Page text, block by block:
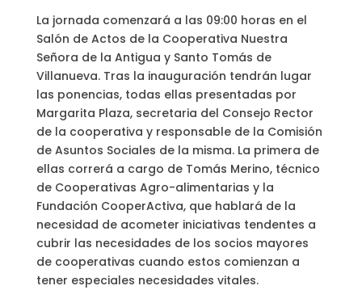
La jornada comenzará a las 09:00 horas en el
Salón de Actos de la Cooperativa Nuestra
Señora de la Antigua y Santo Tomás de
Villanueva. Tras la inauguración tendrán lugar
las ponencias, todas ellas presentadas por
Margarita Plaza, secretaria del Consejo Rector
de la cooperativa y responsable de la Comisión
de Asuntos Sociales de la misma. La primera de
ellas correrá a cargo de Tomás Merino, técnico
de Cooperativas Agro-alimentarias y la
Fundación CooperActiva, que hablará de la
necesidad de acometer iniciativas tendentes a
cubrir las necesidades de los socios mayores
de cooperativas cuando estos comienzan a
tener especiales necesidades vitales.